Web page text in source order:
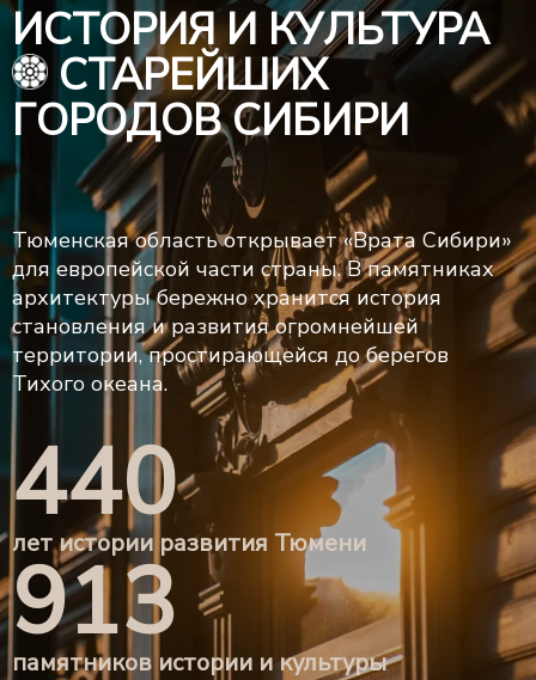
ИСТОРИЯ И КУЛЬТУРА
СТАРЕЙШИХ
ГОРОДОВ СИБИРИ
Тюменская область открывает «Врата Сибири»
для европейской части страны. В памятниках
архитектуры бережно хранится история
становления и развития огромнейшей
территории, простирающейся до берегов
Тихого океана.
440
лет истории развития Тюмени
913
памятников истории и культуры